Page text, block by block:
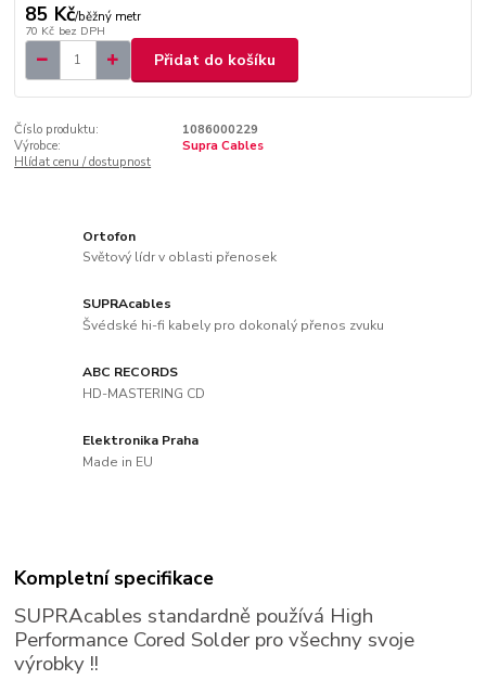
85 Kč/běžný metr
70 Kč bez DPH
Přidat do košíku
Číslo produktu:
1086000229
Výrobce:
Supra Cables
Hlídat cenu / dostupnost
Ortofon
Světový lídr v oblasti přenosek
SUPRAcables
Švédské hi-fi kabely pro dokonalý přenos zvuku
ABC RECORDS
HD-MASTERING CD
Elektronika Praha
Made in EU
Kompletní specifikace
SUPRAcables standardně používá High
Performance Cored Solder pro všechny svoje
výrobky !!